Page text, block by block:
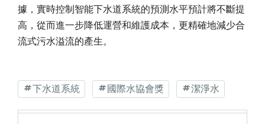
據， 實時控制智能下水道系統的預測水平預計將不斷提
高，從而進一步降低運營和維護成本，更精確地減少合
流式污水溢流的產生。
下水道系統 國際水協會獎 潔淨水